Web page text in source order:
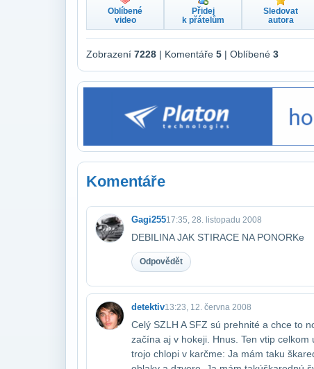
Oblíbené
video
Přidej
k přátelům
Sledovat
autora
Zobrazení 7228 | Komentáře 5 | Oblíbené 3
Komentáře
Gagi25517:35, 28. listopadu 2008
DEBILINA JAK STIRACE NA PONORKe
Odpovědět
detektiv13:23, 12. června 2008
Celý SZLH A SFZ sú prehnité a chce to
začína aj v hokeji. Hnus. Ten vtip
trojo chlopi v karčme: Ja mám taku